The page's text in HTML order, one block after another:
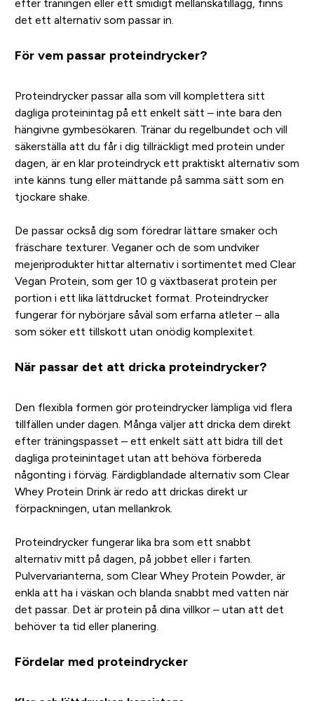
efter träningen eller ett smidigt mellanskatillägg, finns
det ett alternativ som passar in.
För vem passar proteindrycker?
Proteindrycker passar alla som vill komplettera sitt
dagliga proteinintag på ett enkelt sätt – inte bara den
hängivne gymbesökaren. Tränar du regelbundet och vill
säkerställa att du får i dig tillräckligt med protein under
dagen, är en klar proteindryck ett praktiskt alternativ som
inte känns tung eller mättande på samma sätt som en
tjockare shake.
De passar också dig som föredrar lättare smaker och
fräschare texturer. Veganer och de som undviker
mejeriprodukter hittar alternativ i sortimentet med Clear
Vegan Protein, som ger 10 g växtbaserat protein per
portion i ett lika lättdrucket format. Proteindrycker
fungerar för nybörjare såväl som erfarna atleter – alla
som söker ett tillskott utan onödig komplexitet.
När passar det att dricka proteindrycker?
Den flexibla formen gör proteindrycker lämpliga vid flera
tillfällen under dagen. Många väljer att dricka dem direkt
efter träningspasset – ett enkelt sätt att bidra till det
dagliga proteinintaget utan att behöva förbereda
någonting i förväg. Färdigblandade alternativ som Clear
Whey Protein Drink är redo att drickas direkt ur
förpackningen, utan mellankrok.
Proteindrycker fungerar lika bra som ett snabbt
alternativ mitt på dagen, på jobbet eller i farten.
Pulvervarianterna, som Clear Whey Protein Powder, är
enkla att ha i väskan och blanda snabbt med vatten när
det passar. Det är protein på dina villkor – utan att det
behöver ta tid eller planering.
Fördelar med proteindrycker